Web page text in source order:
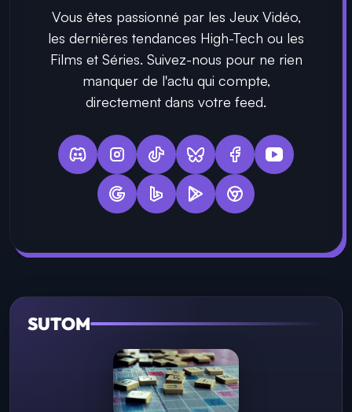
Vous êtes passionné par les Jeux Vidéo,
les dernières tendances High-Tech ou les
Films et Séries. Suivez-nous pour ne rien
manquer de l'actu qui compte,
directement dans votre feed.
SUTOM